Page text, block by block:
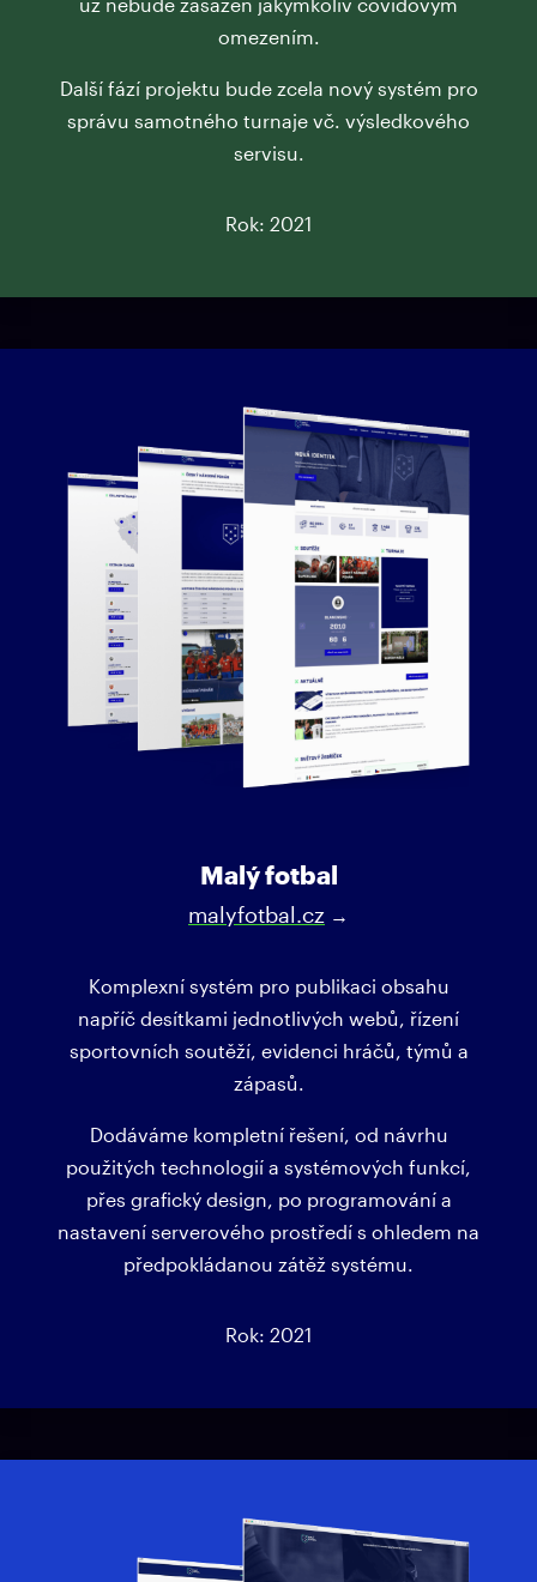
omezením.
Další fází projektu bude zcela nový systém pro
správu samotného turnaje vč. výsledkového
servisu.
Rok: 2021
Malý fotbal
malyfotbal.cz →
Komplexní systém pro publikaci obsahu
napříč desítkami jednotlivých webů, řízení
sportovních soutěží, evidenci hráčů, týmů a
zápasů.
Dodáváme kompletní řešení, od návrhu
použitých technologií a systémových funkcí,
přes grafický design, po programování a
nastavení serverového prostředí s ohledem na
předpokládanou zátěž systému.
Rok: 2021